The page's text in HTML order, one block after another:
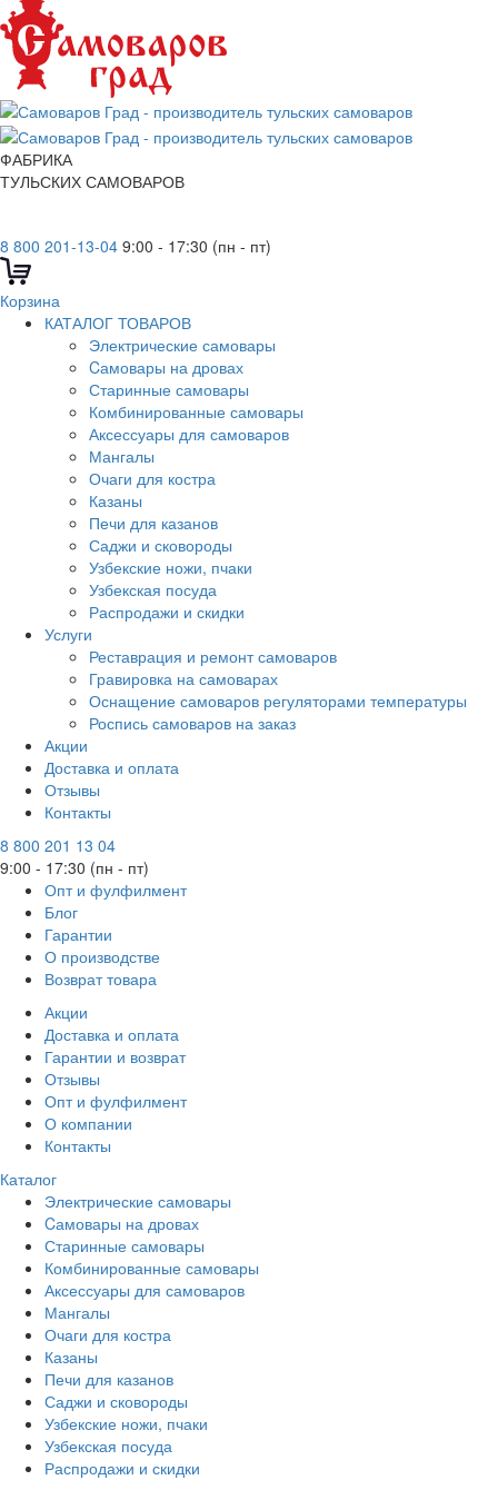
ФАБРИКА
ТУЛЬСКИХ САМОВАРОВ
8 800 201-13-04 9:00 - 17:30 (пн - пт)
Корзина
КАТАЛОГ ТОВАРОВ
Электрические самовары
Cамовары на дровах
Старинные самовары
Комбинированные самовары
Аксессуары для самоваров
Мангалы
Очаги для костра
Казаны
Печи для казанов
Саджи и сковороды
Узбекские ножи, пчаки
Узбекская посуда
Распродажи и скидки
Услуги
Реставрация и ремонт самоваров
Гравировка на самоварах
Оснащение самоваров регуляторами температуры
Роспись самоваров на заказ
Акции
Доставка и оплата
Отзывы
Контакты
8 800 201 13 04
9:00 - 17:30 (пн - пт)
Опт и фулфилмент
Блог
Гарантии
О производстве
Возврат товара
Акции
Доставка и оплата
Гарантии и возврат
Отзывы
Опт и фулфилмент
О компании
Контакты
Каталог
Электрические самовары
Cамовары на дровах
Старинные самовары
Комбинированные самовары
Аксессуары для самоваров
Мангалы
Очаги для костра
Казаны
Печи для казанов
Саджи и сковороды
Узбекские ножи, пчаки
Узбекская посуда
Распродажи и скидки